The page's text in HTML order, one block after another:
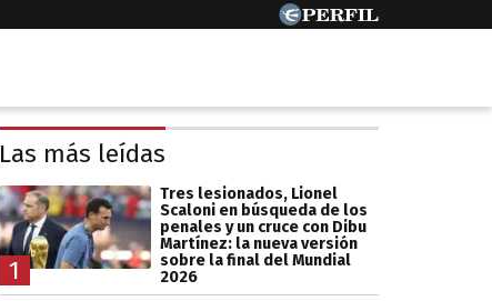
Las más leídas
1
Tres lesionados, Lionel
Scaloni en búsqueda de los
penales y un cruce con Dibu
Martínez: la nueva versión
sobre la final del Mundial
2026